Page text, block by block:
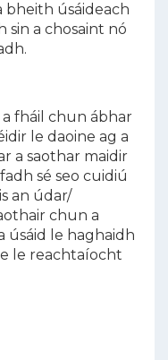
bheith úsáideach
sin a chosaint nó
fháil chun ábhar
le daoine ag a
a saothar maidir
sé seo cuidiú
an údar/
chun a
úsáid le haghaidh
le reachtaíocht